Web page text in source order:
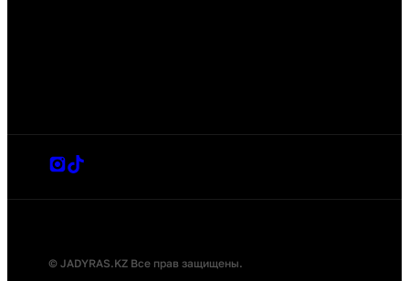
© JADYRAS.KZ Все прав защищены.